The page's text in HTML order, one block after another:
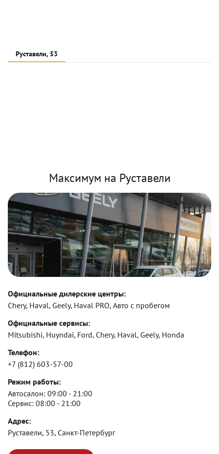
Руставели, 53
Максимум на Руставели
Официальные дилерские центры:
Chery, Haval, Geely, Haval PRO, Авто с пробегом
Официальные сервисы:
Mitsubishi, Huyndai, Ford, Chery, Haval, Geely, Honda
Телефон:
+7 (812) 603-57-00
Режим работы:
Автосалон: 09:00 - 21:00
Сервис: 08:00 - 21:00
Адрес:
Руставели, 53, Санкт-Петербург